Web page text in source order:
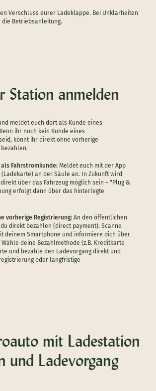
Verschluss eurer Ladeklappe. Bei Unklarheiten
Betriebsanleitung.
Station anmelden
meldet euch dort als Kunde eines
ihr noch kein Kunde eines
könnt ihr direkt ohne vorherige
Fahrstromkunde:Meldet euch mit der App
an der Säule an. In Zukunft wird
über das Fahrzeug möglich sein – "Plug &
erfolgt dann über das hinterlegte
vorherige Registrierung:An den öffentlichen
direkt bezahlen (direct payment). Scanne
deinem Smartphone und informiere dich über
deine Bezahlmethode (z.B. Kreditkarte
und bezahle den Ladevorgang direkt und
oder langfristige
mit Ladestation
und Ladevorgang